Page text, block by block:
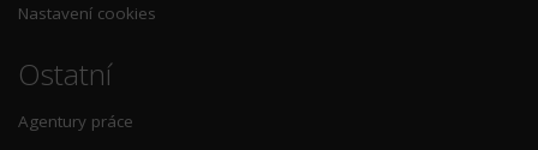
Nastavení cookies
Ostatní
Agentury práce